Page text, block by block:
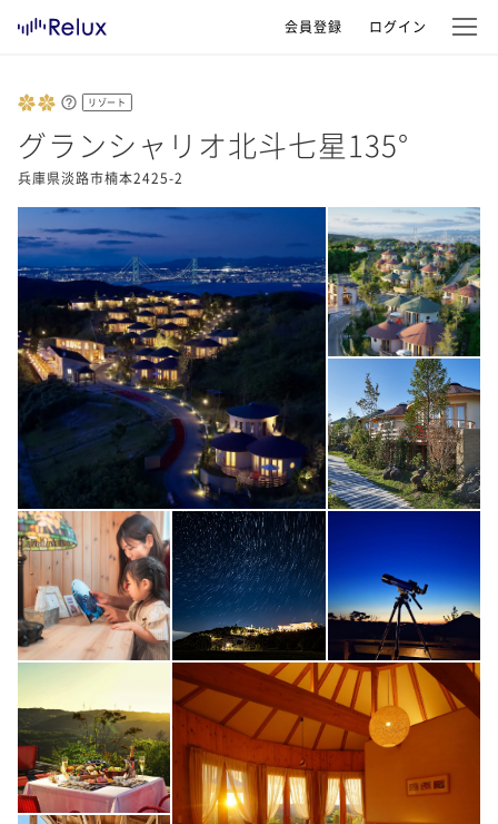
会員登録 ログイン
リゾート
グランシャリオ北斗七星135°
兵庫県淡路市楠本2425-2